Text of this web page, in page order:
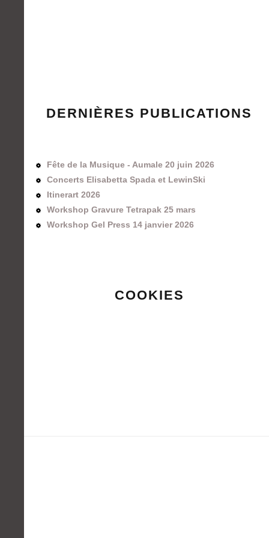
DERNIÈRES PUBLICATIONS
Fête de la Musique - Aumale 20 juin 2026
Concerts Elisabetta Spada et LewinSki
Itinerart 2026
Workshop Gravure Tetrapak 25 mars
Workshop Gel Press 14 janvier 2026
COOKIES